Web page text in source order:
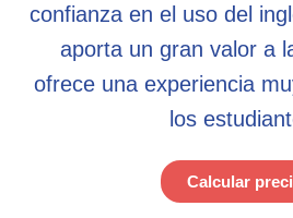
confianza en el uso del
aporta un gran valor a
ofrece una experiencia
los
Calcular